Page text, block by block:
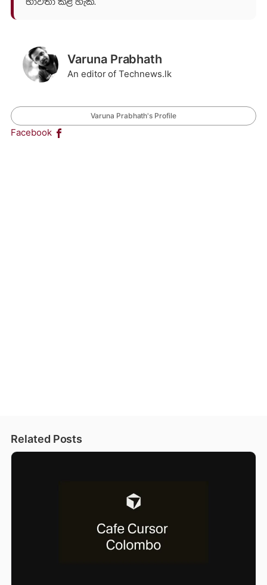
Varuna Prabhath
An editor of Technews.lk
Varuna Prabhath's Profile
Facebook
Related Posts